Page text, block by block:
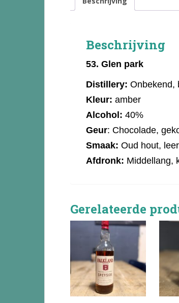
Beschrijving
53. Glen park
Distillery: Onbekend,
Kleur: amber
Alcohol: 40%
Geur: Chocolade,
Smaak: Oud hout,
Afdronk: Middellang,
Gerelateerde